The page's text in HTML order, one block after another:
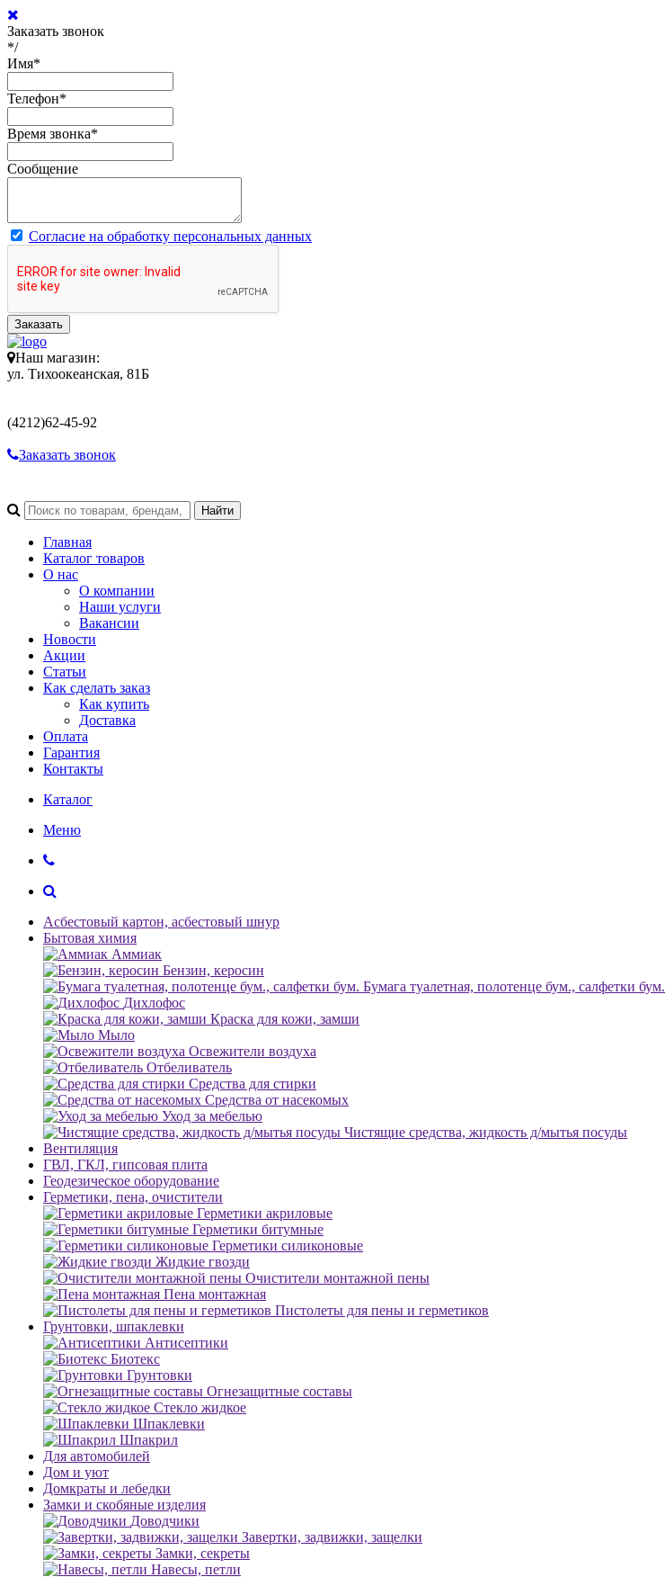
Заказать звонок
*/
Имя*
Телефон*
Время звонка*
Сообщение
Согласие на обработку персональных данных
Заказать
Наш магазин:
ул. Тихоокеанская, 81Б
(4212)62-45-92
Заказать звонок
Главная
Каталог товаров
О нас
О компании
Наши услуги
Вакансии
Новости
Акции
Статьи
Как сделать заказ
Как купить
Доставка
Оплата
Гарантия
Контакты
Каталог
Меню
Асбестовый картон, асбестовый шнур
Бытовая химия
Аммиак
Бензин, керосин
Бумага туалетная, полотенце бум., салфетки бум.
Дихлофос
Краска для кожи, замши
Мыло
Освежители воздуха
Отбеливатель
Средства для стирки
Средства от насекомых
Уход за мебелью
Чистящие средства, жидкость д/мытья посуды
Вентиляция
ГВЛ, ГКЛ, гипсовая плита
Геодезическое оборудование
Герметики, пена, очистители
Герметики акриловые
Герметики битумные
Герметики силиконовые
Жидкие гвозди
Очистители монтажной пены
Пена монтажная
Пистолеты для пены и герметиков
Грунтовки, шпаклевки
Антисептики
Биотекс
Грунтовки
Огнезащитные составы
Стекло жидкое
Шпаклевки
Шпакрил
Для автомобилей
Дом и уют
Домкраты и лебедки
Замки и скобяные изделия
Доводчики
Завертки, задвижки, защелки
Замки, секреты
Навесы, петли